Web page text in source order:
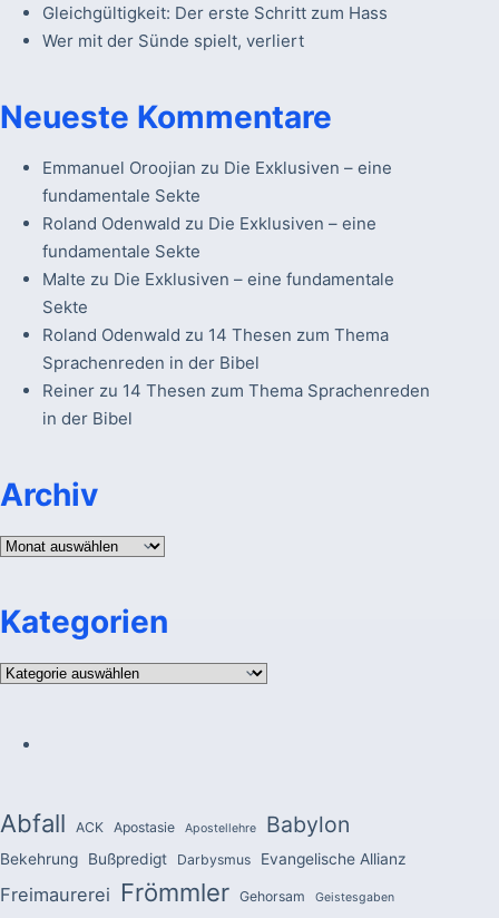
Gleichgültigkeit: Der erste Schritt zum Hass
Wer mit der Sünde spielt, verliert
Neueste Kommentare
Emmanuel Oroojian zu Die Exklusiven – eine
fundamentale Sekte
Roland Odenwald zu Die Exklusiven – eine
fundamentale Sekte
Malte zu Die Exklusiven – eine fundamentale
Sekte
Roland Odenwald zu 14 Thesen zum Thema
Sprachenreden in der Bibel
Reinerzu 14 Thesen zum Thema Sprachenreden
in der Bibel
Archiv
Archiv
Kategorien
Kategorien
Abfall ACK Apostasie Apostellehre Babylon
Bekehrung Bußpredigt Darbysmus Evangelische Allianz
Freimaurerei Frömmler Gehorsam Geistesgaben